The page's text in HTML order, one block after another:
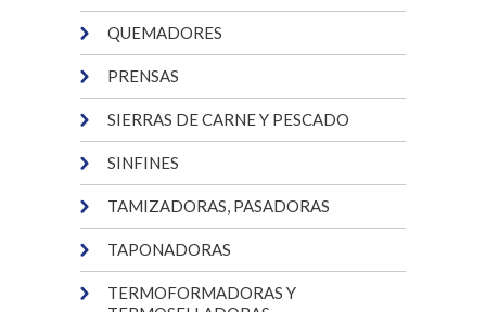
QUEMADORES
PRENSAS
SIERRAS DE CARNE Y PESCADO
SINFINES
TAMIZADORAS, PASADORAS
TAPONADORAS
TERMOFORMADORAS Y